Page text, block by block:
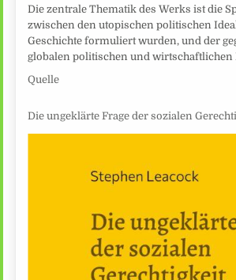
Die zentrale Thematik des Werks ist die
zwischen den utopischen politischen
Geschichte formuliert wurden, und der
globalen politischen und wirtschaftlichen
Quelle
Die ungeklärte Frage der sozialen